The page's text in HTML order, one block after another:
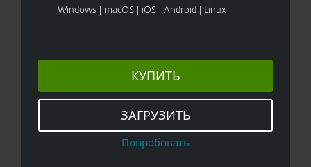
Windows | macOS | iOS | Android | Linux
КУПИТЬ
ЗАГРУЗИТЬ
Попробовать